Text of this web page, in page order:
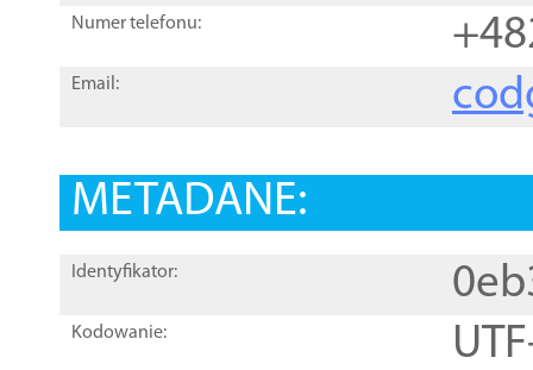
Numer telefonu:
Email:
METADANE:
Identyfikator:
Kodowanie: